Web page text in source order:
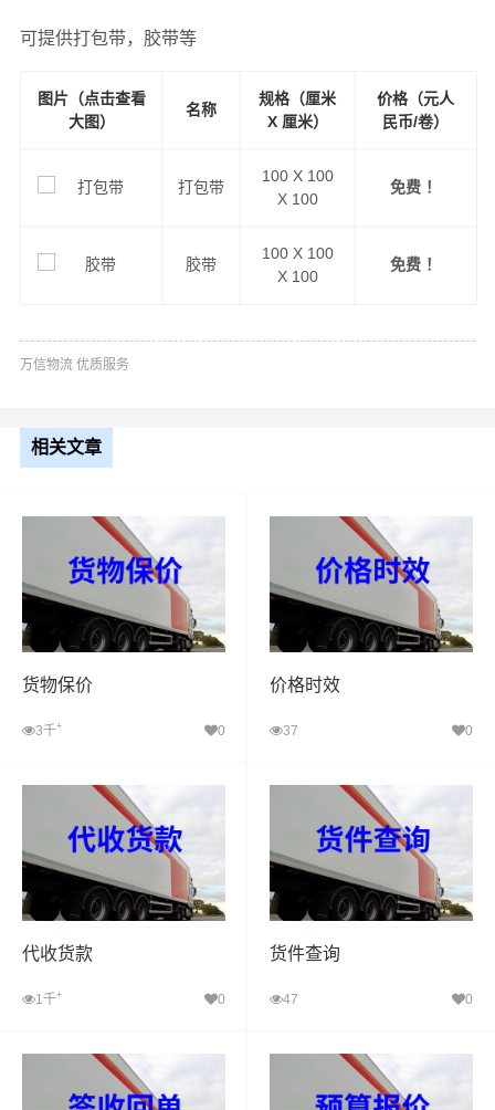
可提供打包带，胶带等
图片（点击查看
大图）
名称
规格（厘米
X 厘米）
价格（元人
民币/卷）
打包带
100 X 100
X 100
免费 ！
胶带
100 X 100
X 100
免费 ！
万信物流 优质服务
相关文章
货物保价
3千+ 0
价格时效
37 0
代收货款
1千+ 0
货件查询
47 0